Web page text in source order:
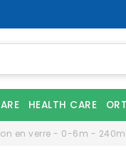
HEALTH CARE
en verre - 0-6m -